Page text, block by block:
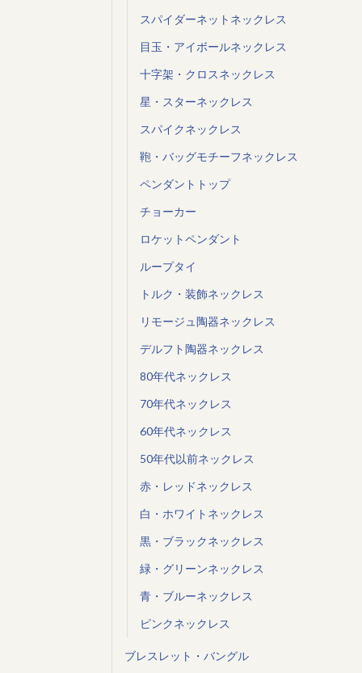
スパイダーネットネックレス
目玉・アイボールネックレス
十字架・クロスネックレス
星・スターネックレス
スパイクネックレス
鞄・バッグモチーフネックレス
ペンダントトップ
チョーカー
ロケットペンダント
ループタイ
トルク・装飾ネックレス
リモージュ陶器ネックレス
デルフト陶器ネックレス
80年代ネックレス
70年代ネックレス
60年代ネックレス
50年代以前ネックレス
赤・レッドネックレス
白・ホワイトネックレス
黒・ブラックネックレス
緑・グリーンネックレス
青・ブルーネックレス
ピンクネックレス
ブレスレット・バングル